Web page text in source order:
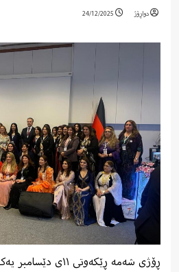
دواڕۆژ 24/12/2025
ڕۆژی شەمە ڕێکەوتی